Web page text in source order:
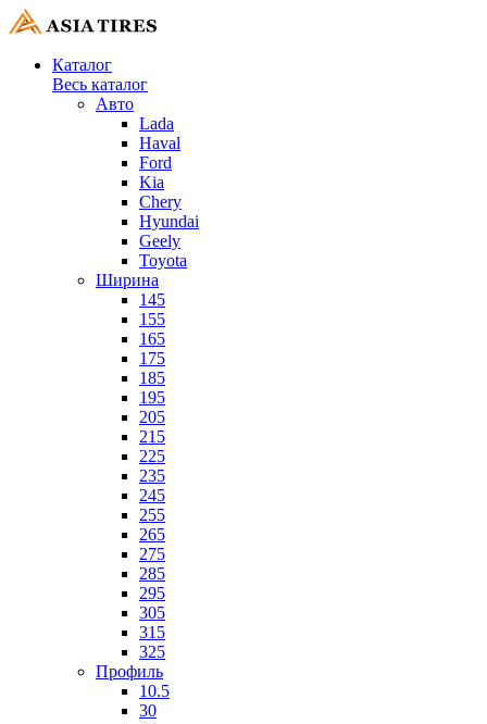
Каталог
Весь каталог
Авто
Lada
Haval
Ford
Kia
Chery
Hyundai
Geely
Toyota
Ширина
145
155
165
175
185
195
205
215
225
235
245
255
265
275
285
295
305
315
325
Профиль
10.5
30